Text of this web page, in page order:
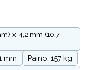
x 4,2 mm (10,7
mm
Paino: 157 kg